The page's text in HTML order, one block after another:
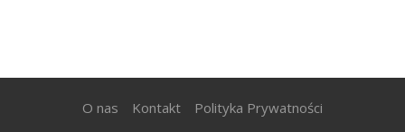
O nas Kontakt Polityka Prywatności